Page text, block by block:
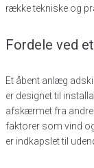
række tekniske og
Fordele ved
Et åbent anlæg
er designet til
afskærmet fra andre
faktorer som vind
er indkapslet til